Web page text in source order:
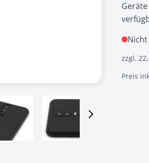
View larger imageView larger image
zzgl.
Preis